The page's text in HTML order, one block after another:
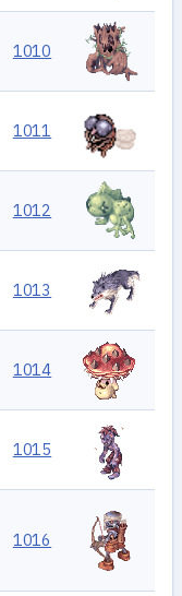
1010
1011
1012
1013
1014
1015
1016